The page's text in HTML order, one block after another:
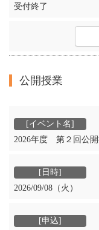
受付終了
公開授業
2026年度 第２回公
2026/09/08（火）